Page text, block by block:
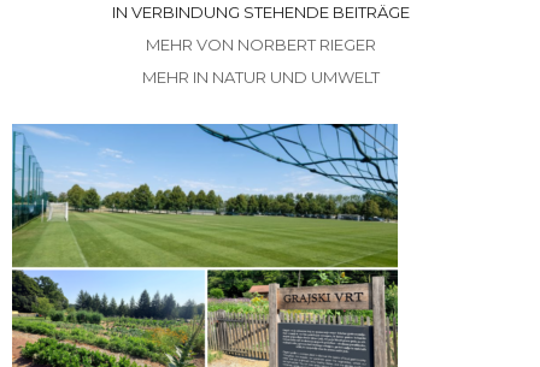
IN VERBINDUNG STEHENDE BEITRÄGE
MEHR VON NORBERT RIEGER
MEHR IN NATUR UND UMWELT